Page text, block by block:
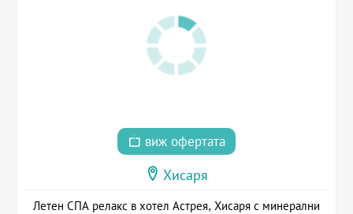
виж офертата
Хисаря
Летен СПА релакс в хотел Астрея, Хисаря с минерални